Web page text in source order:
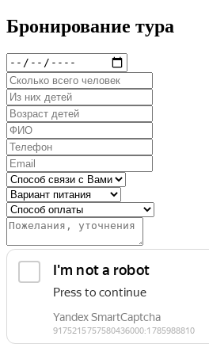
Бронирование тура